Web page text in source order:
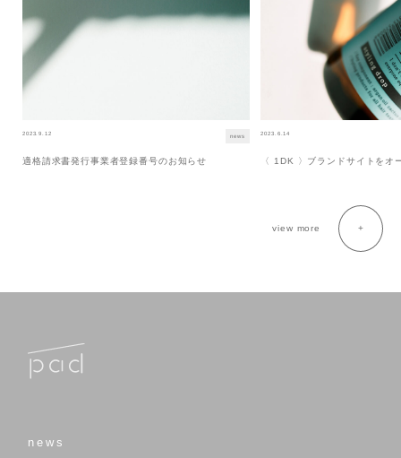
2023.9.12 news
適格請求書発行事業者登録番号のお知らせ
2023.6.14
〈 1DK 〉ブランドサイトをオ
view more
news